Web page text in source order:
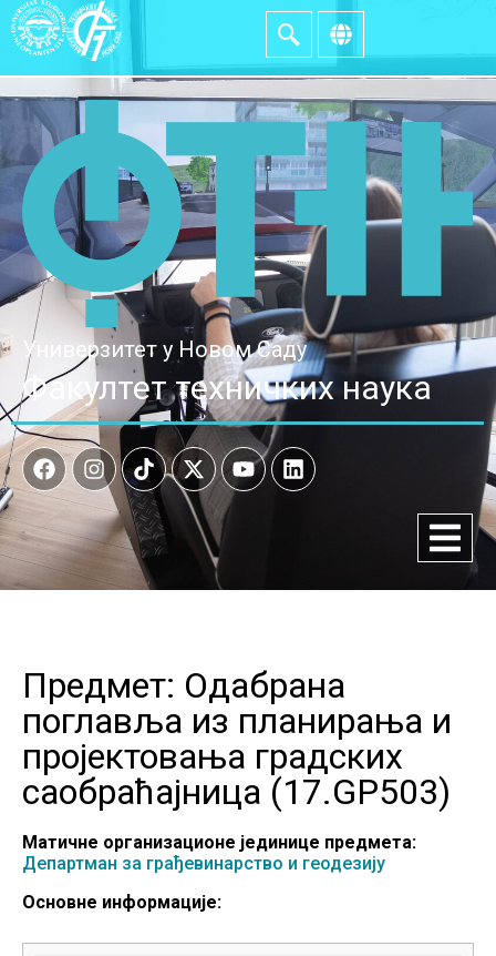
Универзитет у Новом Саду
Факултет техничких наука
Предмет: Одабрана
поглавља из планирања и
пројектовања градских
саобраћајница (17.GP503)
Матичне организационе јединице предмета:
Департман за грађевинарство и геодезију
Основне информације: